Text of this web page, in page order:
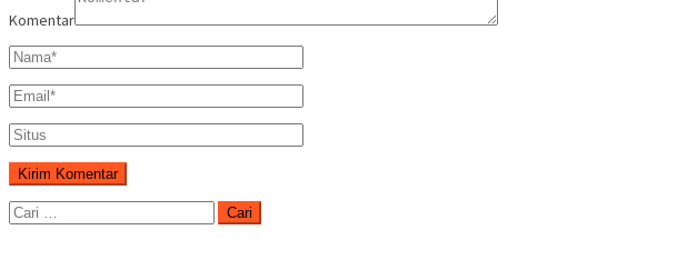
Komentar
Cari
untuk: